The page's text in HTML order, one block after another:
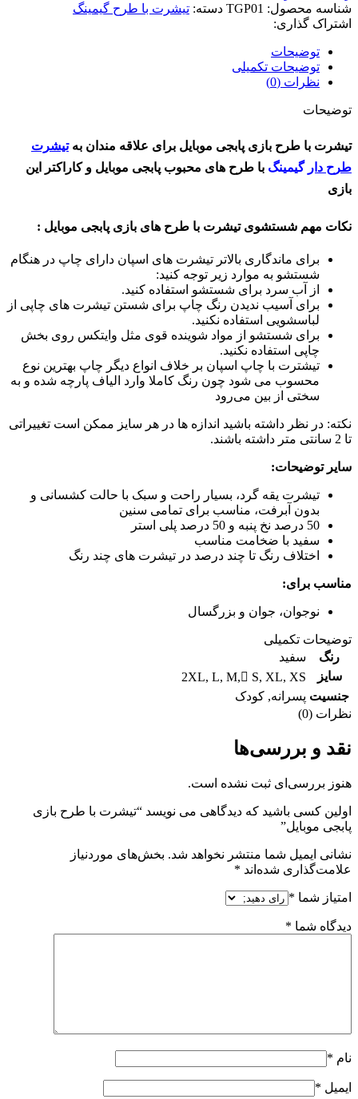
شناسه محصول: TGP01 دسته: تیشرت با طرح گیمینگ
اشتراک گذاری:
توضیحات
توضیحات تکمیلی
نظرات (0)
توضیحات
تیشرت با طرح بازی پابجی موبایل برای علاقه مندان بهتیشرت
طرح دار گیمینگ با طرح های محبوب پابجی موبایل و کاراکتر این
بازی
نکات مهم شستشوی تیشرت با طرح های بازی پابجی موبایل :
برای ماندگاری بالاتر تیشرت های اسپان دارای چاپ در هنگام
شستشو به موارد زیر توجه کنید:
از آب سرد برای شستشو استفاده کنید.
برای آسیب ندیدن رنگ چاپ برای شستن تیشرت های چاپی از
لباسشویی استفاده نکنید.
برای شستشو از مواد شوینده قوی مثل وایتکس روی بخش
چاپی استفاده نکنید.
تیشترت با چاپ اسپان بر خلاف انواع دیگر چاپ بهترین نوع
محسوب می شود چون رنگ کاملا وارد الیاف پارچه شده و به
سختی از بین می‌رود
نکته: در نظر داشته باشید اندازه ها در هر سایز ممکن است تغییراتی
تا 2 سانتی متر داشته باشند.
سایر توضیحات:
تیشرت یقه گرد، بسیار راحت و سبک با حالت کشسانی و
بدون آبرفت، مناسب برای تمامی سنین
50 درصد نخ پنبه و 50 درصد پلی استر
سفید با ضخامت مناسب
اختلاف رنگ تا چند درصد در تیشرت های چند رنگ
مناسب برای:
نوجوان، جوان و بزرگسال
توضیحات تکمیلی
رنگ
سفید
سایز
2XL, L, M, ُS, XL, XS
جنسیت پسرانه, کودک
نظرات (0)
نقد و بررسی‌ها
هنوز بررسی‌ای ثبت نشده است.
اولین کسی باشید که دیدگاهی می نویسد “تیشرت با طرح بازی
پابجی موبایل”
نشانی ایمیل شما منتشر نخواهد شد. بخش‌های موردنیاز
علامت‌گذاری شده‌اند *
امتیاز شما *
دیدگاه شما *
نام *
ایمیل *